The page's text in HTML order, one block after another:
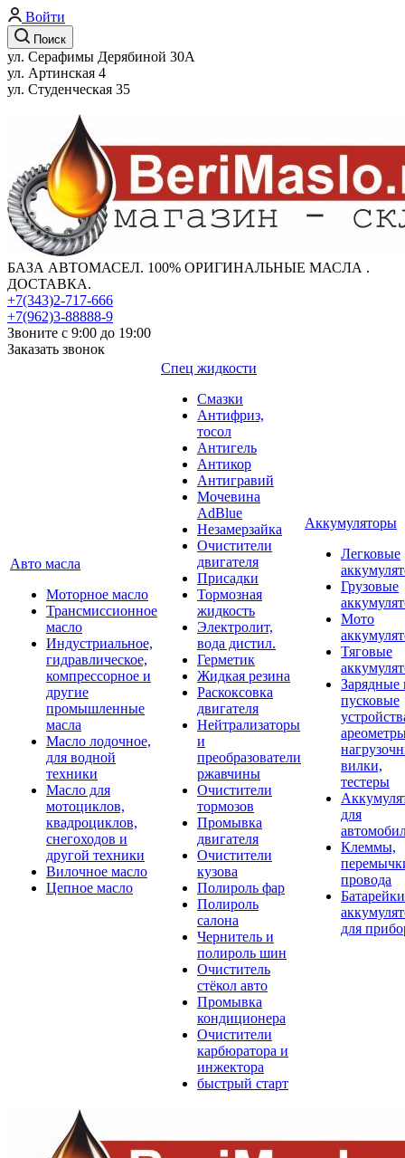
Войти
Поиск
ул. Серафимы Дерябиной 30А
ул. Артинская 4
ул. Студенческая 35
БАЗА АВТОМАСЕЛ. 100% ОРИГИНАЛЬНЫЕ МАСЛА .
ДОСТАВКА.
+7(343)2-717-666
+7(962)3-88888-9
Звоните с 9:00 до 19:00
Заказать звонок
Авто масла
Моторное масло
Трансмиссионное
масло
Индустриальное,
гидравлическое,
компрессорное и
другие
промышленные
масла
Масло лодочное,
для водной
техники
Масло для
мотоциклов,
квадроциклов,
снегоходов и
другой техники
Вилочное масло
Цепное масло
Спец жидкости
Смазки
Антифриз,
тосол
Антигель
Антикор
Антигравий
Мочевина
AdBlue
Незамерзайка
Очистители
двигателя
Присадки
Тормозная
жидкость
Электролит,
вода дистил.
Герметик
Жидкая резина
Раскоксовка
двигателя
Нейтрализаторы
и
преобразователи
ржавчины
Очистители
тормозов
Промывка
двигателя
Очистители
кузова
Полироль фар
Полироль
салона
Чернитель и
полироль шин
Очиститель
стёкол авто
Промывка
кондиционера
Очистители
карбюратора и
инжектора
быстрый старт
Аккумуляторы
Легковые
Грузовые
Мото
Тяговые
Зарядные
пусковые
вилки,
тестеры
для
Клеммы,
провода
для